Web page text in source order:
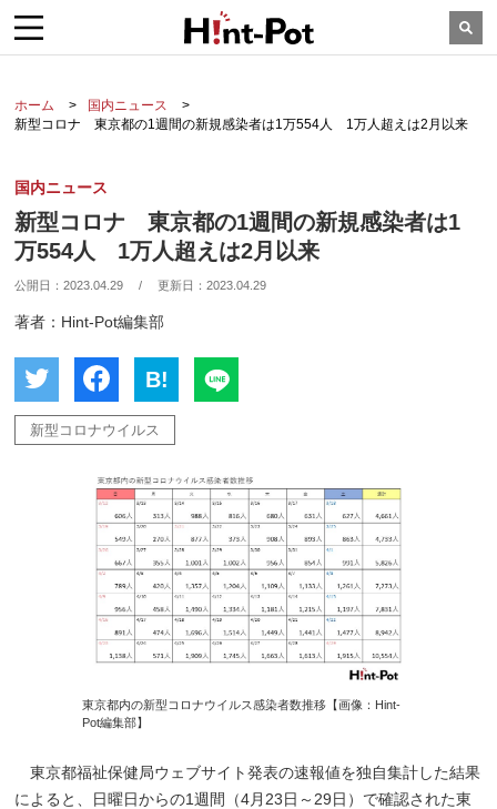
ホーム
国内ニュース
新型コロナ 東京都の1週間の新規感染者は1万554人 1万人超えは2月以来
国内ニュース
新型コロナ 東京都の1週間の新規感染者は1
万554人 1万人超えは2月以来
公開日：2023.04.29 / 更新日：2023.04.29
著者：Hint-Pot編集部
B!
新型コロナウイルス
東京都内の新型コロナウイルス感染者数推移【画像：Hint-
Pot編集部】
東京都福祉保健局ウェブサイト発表の速報値を独自集計した結果
によると、日曜日からの1週間（4月23日～29日）で確認された東